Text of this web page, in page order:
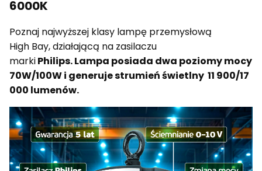
6000K
Poznaj najwyższej klasy lampę przemysłową
High Bay, działającą na zasilaczu
markiPhilips. Lampa posiada dwa poziomy mocy
70W/100W i generuje strumień świetlny 11 900/17
000 lumenów.